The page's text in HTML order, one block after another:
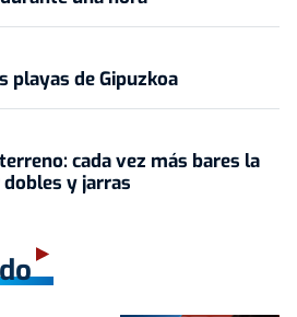
playas de Gipuzkoa
cada vez más bares la
y jarras